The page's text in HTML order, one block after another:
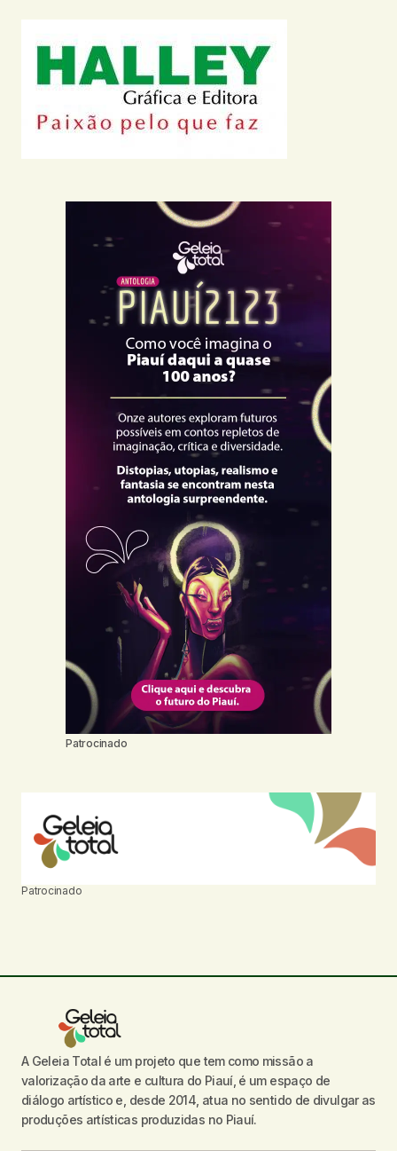
Patrocinado
Patrocinado
A Geleia Total é um projeto que tem como missão a
valorização da arte e cultura do Piauí, é um espaço de
diálogo artístico e, desde 2014, atua no sentido de divulgar as
produções artísticas produzidas no Piauí.